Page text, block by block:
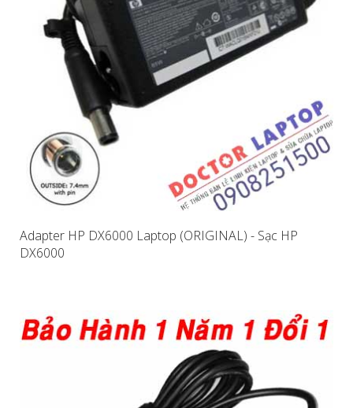
Adapter HP DX6000 Laptop (ORIGINAL) - Sạc HP
DX6000